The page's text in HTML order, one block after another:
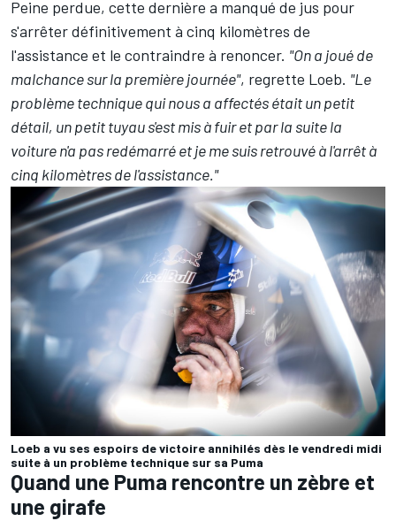
Peine perdue, cette dernière a manqué de jus pour
s'arrêter définitivement à cinq kilomètres de
l'assistance et le contraindre à renoncer. "On a joué de
malchance sur la première journée", regrette Loeb. "Le
problème technique qui nous a affectés était un petit
détail, un petit tuyau s'est mis à fuir et par la suite la
voiture n'a pas redémarré et je me suis retrouvé à l'arrêt à
cinq kilomètres de l'assistance."
Loeb a vu ses espoirs de victoire annihilés dès le vendredi midi
suite à un problème technique sur sa Puma
Quand une Puma rencontre un zèbre et
une girafe